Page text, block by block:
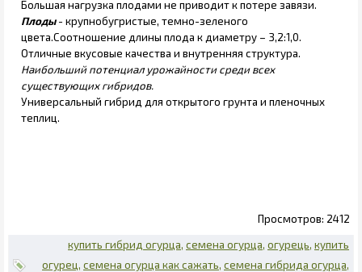
Большая нагрузка плодами не приводит к потере завязи.
Плоды - крупнобугристые, темно-зеленого
цвета.Соотношение длины плода к диаметру – 3,2:1,0.
Отличные вкусовые качества и внутренняя структура.
Наибольший потенциал урожайности среди всех
существующих гибридов.
Универсальный гибрид для открытого грунта и пленочных
теплиц.
2412
купить гибрид огурца семена огурца огурець купить
огурец семена огурца как сажать семена гибрида огурца